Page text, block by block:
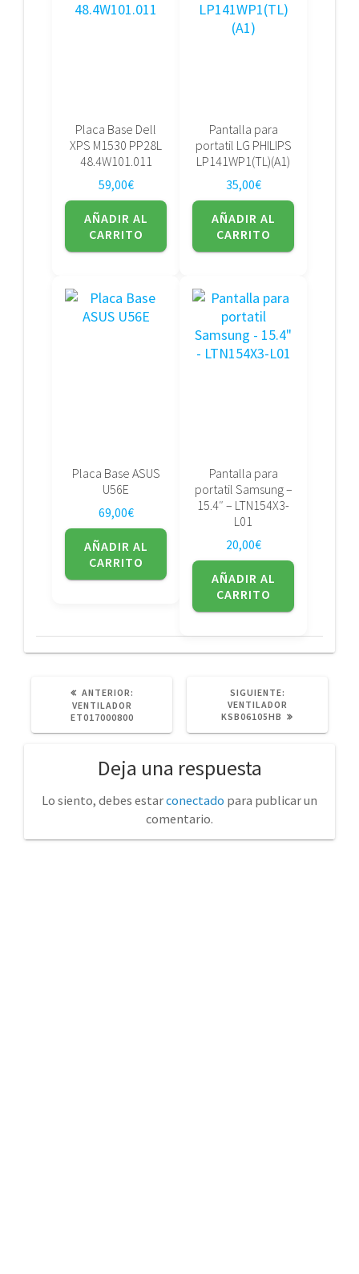
Placa Base Dell
XPS M1530 PP28L
48.4W101.011
59,00€
AÑADIR AL
CARRITO
Pantalla para
portatil LG PHILIPS
LP141WP1(TL)(A1)
35,00€
AÑADIR AL
CARRITO
Placa Base ASUS
U56E
69,00€
AÑADIR AL
CARRITO
Pantalla para
portatil Samsung –
15.4″ – LTN154X3-
L01
20,00€
AÑADIR AL
CARRITO
ANTERIOR:
VENTILADOR
ET017000800
SIGUIENTE:
POST:
VENTILADOR
KSB06105HB
Deja una respuesta
Lo siento, debes estarconectado para publicar un
comentario.